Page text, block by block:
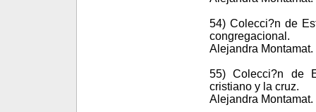
54) Colecci?n de
congregacional.
Alejandra
55) Colecci?n de
cristiano y la cruz.
Alejandra